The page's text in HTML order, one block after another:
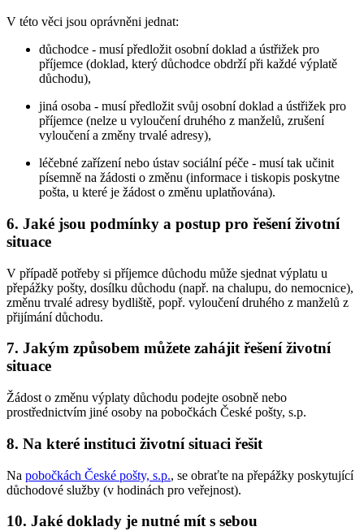
V této věci jsou oprávněni jednat:
důchodce - musí předložit osobní doklad a ústřižek pro
příjemce (doklad, který důchodce obdrží při každé výplatě
důchodu),
jiná osoba - musí předložit svůj osobní doklad a ústřižek pro
příjemce (nelze u vyloučení druhého z manželů, zrušení
vyloučení a změny trvalé adresy),
léčebné zařízení nebo ústav sociální péče - musí tak učinit
písemně na žádosti o změnu (informace i tiskopis poskytne
pošta, u které je žádost o změnu uplatňována).
6. Jaké jsou podmínky a postup pro řešení životní
situace
V případě potřeby si příjemce důchodu může sjednat výplatu u
přepážky pošty, dosílku důchodu (např. na chalupu, do nemocnice),
změnu trvalé adresy bydliště, popř. vyloučení druhého z manželů z
přijímání důchodu.
7. Jakým způsobem můžete zahájit řešení životní
situace
Žádost o změnu výplaty důchodu podejte osobně nebo
prostřednictvím jiné osoby na pobočkách České pošty, s.p.
8. Na které instituci životní situaci řešit
Na pobočkách České pošty, s.p., se obraťte na přepážky poskytující
důchodové služby (v hodinách pro veřejnost).
10. Jaké doklady je nutné mít s sebou